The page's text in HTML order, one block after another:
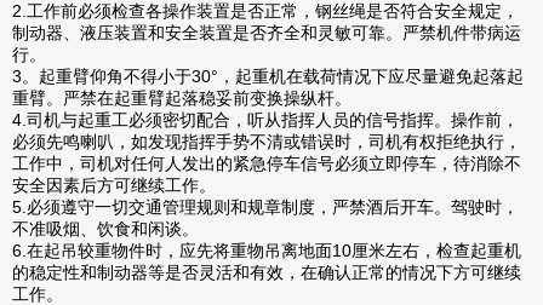
2.工作前必须检查各操作装置是否正常，钢丝绳是否符合安全规定，
制动器、液压装置和安全装置是否齐全和灵敏可靠。严禁机件带病运
行。
3。起重臂仰角不得小于30°，起重机在载荷情况下应尽量避免起落起
重臂。严禁在起重臂起落稳妥前变换操纵杆。
4.司机与起重工必须密切配合，听从指挥人员的信号指挥。操作前，
必须先鸣喇叭，如发现指挥手势不清或错误时，司机有权拒绝执行，
工作中，司机对任何人发出的紧急停车信号必须立即停车，待消除不
安全因素后方可继续工作。
5.必须遵守一切交通管理规则和规章制度，严禁酒后开车。驾驶时，
不准吸烟、饮食和闲谈。
6.在起吊较重物件时，应先将重物吊离地面10厘米左右，检查起重机
的稳定性和制动器等是否灵活和有效，在确认正常的情况下方可继续
工作。